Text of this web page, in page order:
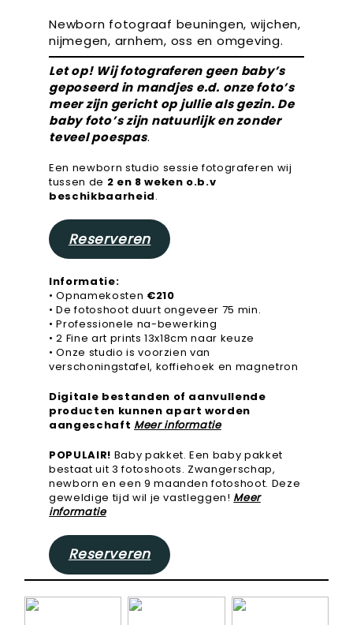
Newborn fotograaf beuningen, wijchen,
nijmegen, arnhem, oss en omgeving.
Let op! Wij fotograferen geen baby’s
geposeerd in mandjes e.d. onze foto’s
meer zijn gericht op jullie als gezin. De
baby foto’s zijn natuurlijk en zonder
teveel poespas.
Een newborn studio sessie fotograferen wij
tussen de 2 en 8 weken o.b.v
beschikbaarheid.
Reserveren
Informatie:
• Opnamekosten €210
• De fotoshoot duurt ongeveer 75 min.
• Professionele na-bewerking
• 2 Fine art prints 13x18cm naar keuze
• Onze studio is voorzien van
verschoningstafel, koffiehoek en magnetron
Digitale bestanden of aanvullende
producten kunnen apart worden
aangeschaft Meer informatie
POPULAIR! Baby pakket. Een baby pakket
bestaat uit 3 fotoshoots. Zwangerschap,
newborn en een 9 maanden fotoshoot. Deze
geweldige tijd wil je vastleggen! Meer
informatie
Reserveren